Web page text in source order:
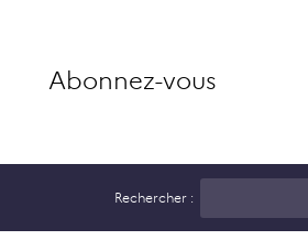
Abonnez-vous
Rechercher :